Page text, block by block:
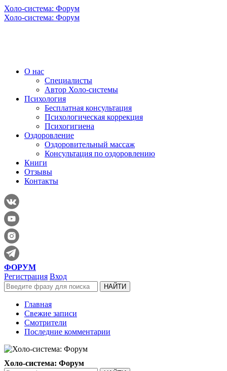
Холо-система: Форум
Холо-система: Форум
О нас
Специалисты
Автор Холо-системы
Психология
Бесплатная консультация
Психологическая коррекция
Психогигиена
Оздоровление
Оздоровительный массаж
Консультация по оздоровлению
Книги
Отзывы
Контакты
ФОРУМ
Регистрация Вход
Главная
Свежие записи
Смотрители
Последние комментарии
Холо-система: Форум